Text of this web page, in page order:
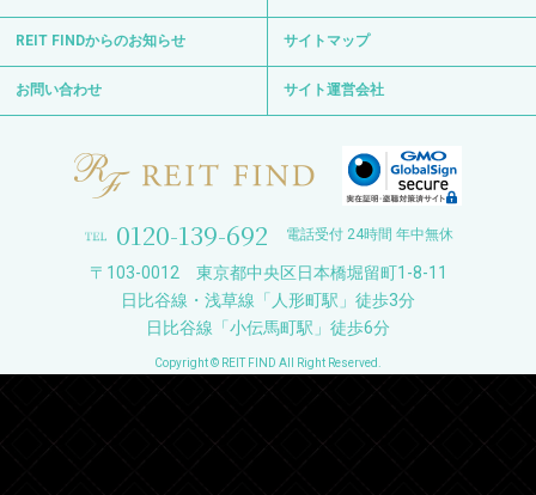
REIT FINDからのお知らせ サイトマップ
お問い合わせ サイト運営会社
0120-139-692 電話受付 24時間 年中無休
〒103-0012 東京都中央区日本橋堀留町1-8-11
日比谷線・浅草線「人形町駅」徒歩3分
日比谷線「小伝馬町駅」徒歩6分
Copyright © REIT FIND All Right Reserved.